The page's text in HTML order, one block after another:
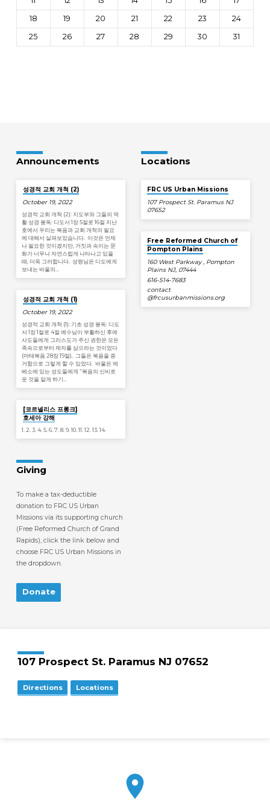
18
19 20 21 22 23
24
25
26 27 28 29 30 31
Announcements
성경적 교회 개척 (2)
October 19, 2022
성경적 교회 개척 (2): 지도부와 그들의 역
활 성경 봉독: 디도서 1장 5절로 16절 지난
호에서 우리는 복음과 교회 개척의 필요
에 대해서 살펴보았습니다. 이것은 언제
나 필요한 것이겠지만, 거짓과 속이는 문
화가 너무나 자연스럽게 나타나고 있을
때, 더욱 그러합니다. 성령님은 디도에게
보내는 바울의…
성경적 교회 개척 (1)
October 19, 2022
성경적 교회 개척 (1): 기초 성경 봉독: 디도
서 1장 1절로 4절 예수님이 부활하신 후에
사도들에게 그리스도가 주신 권한은 모든
족속으로부터 제자를 삼으라는 것이었다
(마태복음 28장 19절). 그들은 복음을 증
거함으로 그렇게 할 수 있었다. 바울은 에
베소에 있는 성도들에게 “복음의 신비로
운 것을 알게 하기…
[코르넬리스 프롱크]
호세아 강해
1. 2. 3. 4. 5. 6. 7. 8. 9. 10. 11. 12. 13. 14.
Locations
FRC US Urban Missions
107 Prospect St. Paramus NJ
07652
Free Reformed Church of
Pompton Plains
160 West Parkway , Pompton
Plains NJ, 07444
616-514-7683
contact​
@frcusurbanmissions.org
Giving
To make a tax-deductible
donation to FRC US Urban
Missions via its supporting church
(Free Reformed Church of Grand
Rapids), click the link below and
choose FRC US Urban Missions in
the dropdown.
Donate
107 Prospect St. Paramus NJ 07652
Directions Locations